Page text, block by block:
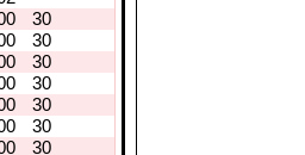
30
30
30
30
30
30
30